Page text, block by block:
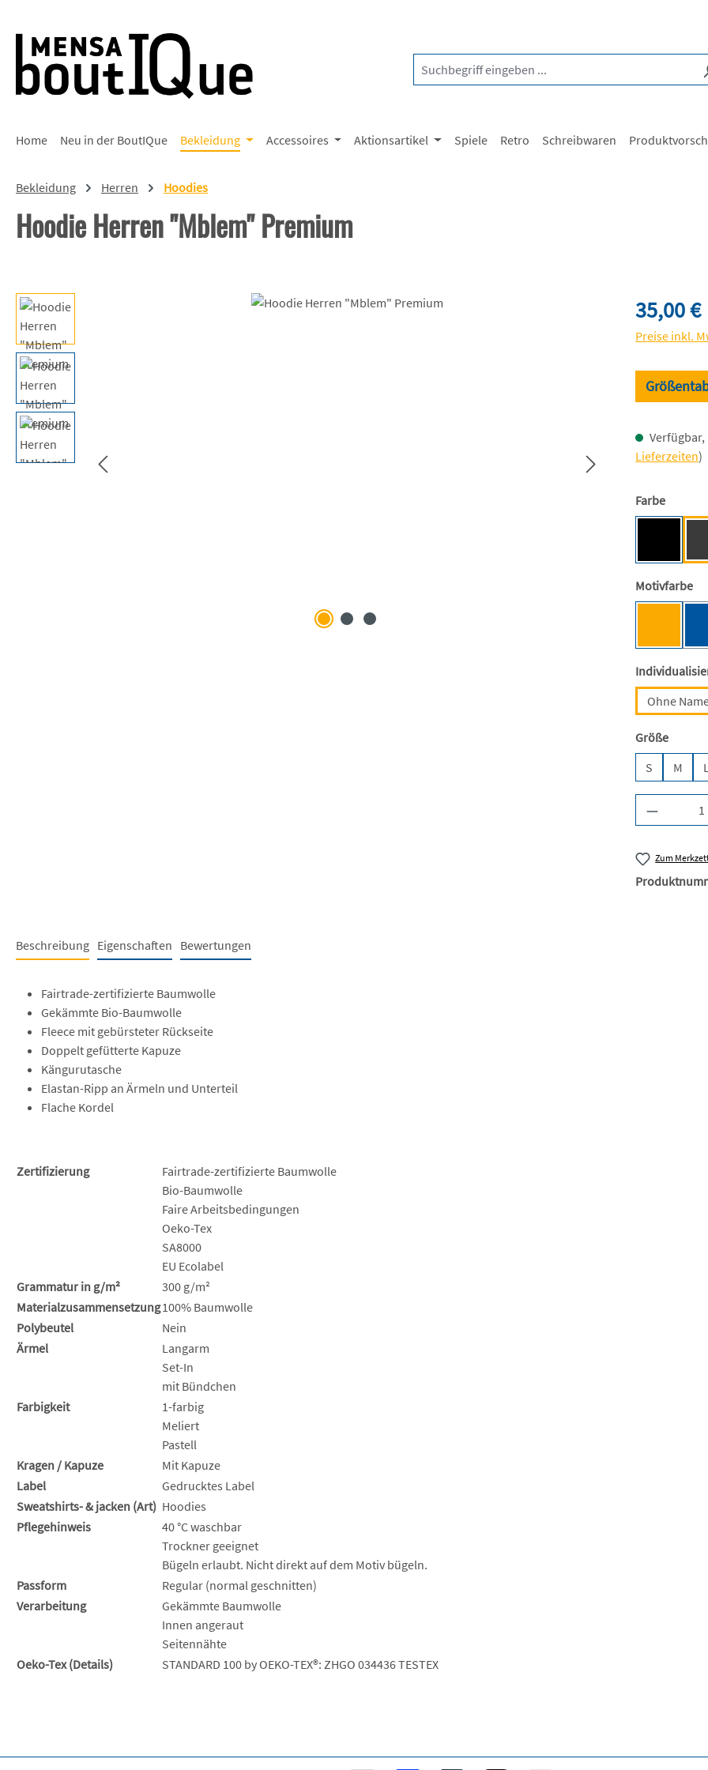
Home Neu in der BoutIQue Bekleidung Accessoires Aktionsartikel Spiele Retro Schreibwaren
Bekleidung Herren Hoodies
Hoodie Herren "Mblem" Premium
Bildergalerie überspringen Regulärer
35,00 €
Preise inkl.
Verfügbar,
Lieferzeiten)
Farbe
Motivfarbe
Ohne
Größe
S
M
Zum
Beschreibung Eigenschaften Bewertungen
Fairtrade-zertifizierte Baumwolle
Gekämmte Bio-Baumwolle
Fleece mit gebürsteter Rückseite
Doppelt gefütterte Kapuze
Kängurutasche
Elastan-Ripp an Ärmeln und Unterteil
Flache Kordel
Zertifizierung
Fairtrade-zertifizierte Baumwolle
Bio-Baumwolle
Faire Arbeitsbedingungen
Oeko-Tex
SA8000
EU Ecolabel
Grammatur in g/m²
300 g/m²
Materialzusammensetzung100% Baumwolle
Polybeutel
Nein
Ärmel
Langarm
Set-In
mit Bündchen
Farbigkeit
1-farbig
Meliert
Pastell
Kragen / Kapuze
Mit Kapuze
Label
Gedrucktes Label
Sweatshirts- & jacken (Art) Hoodies
Pflegehinweis
40 °C waschbar
Trockner geeignet
Bügeln erlaubt. Nicht direkt auf dem Motiv bügeln.
Passform
Regular (normal geschnitten)
Verarbeitung
Gekämmte Baumwolle
Innen angeraut
Seitennähte
Oeko-Tex (Details)
STANDARD 100 by OEKO-TEX®: ZHGO 034436 TESTEX